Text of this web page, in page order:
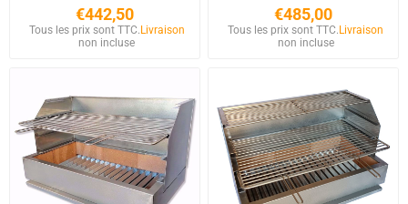
€442,50
Tous les prix sont TTC. Livraison
non incluse
€485,00
Tous les prix sont TTC. Livraison
non incluse